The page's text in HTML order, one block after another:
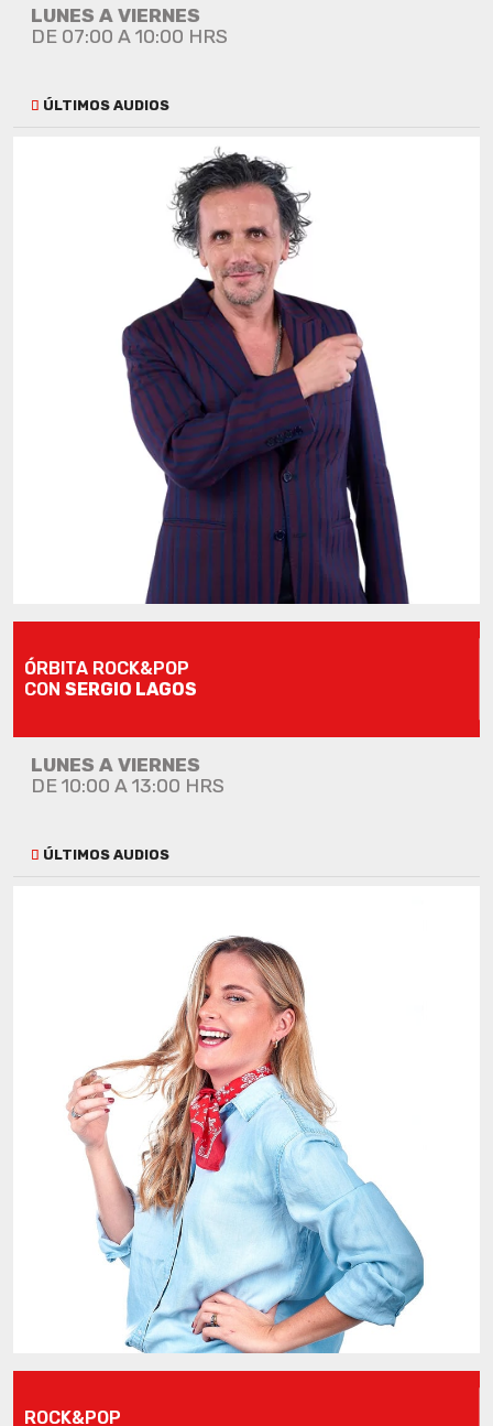
LUNES A VIERNES
DE 07:00 A 10:00 HRS
ÚLTIMOS AUDIOS
ÓRBITA ROCK&POP
CON SERGIO LAGOS
LUNES A VIERNES
DE 10:00 A 13:00 HRS
ÚLTIMOS AUDIOS
ROCK&POP